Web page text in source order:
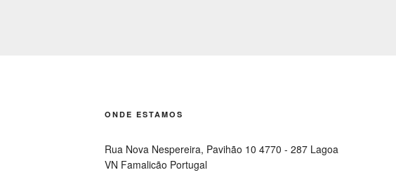
ONDE ESTAMOS
Rua Nova Nespereira, Pavihão 10 4770 - 287 Lagoa
VN Famalicão Portugal